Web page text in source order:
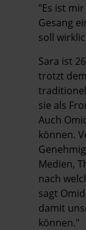
"Es ist
Gesang
soll
Sara ist
trotzt
sie als
Auch
können.
Medien,
nach
sagt
damit
können."